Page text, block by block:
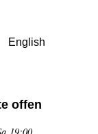
English
offen
19:00